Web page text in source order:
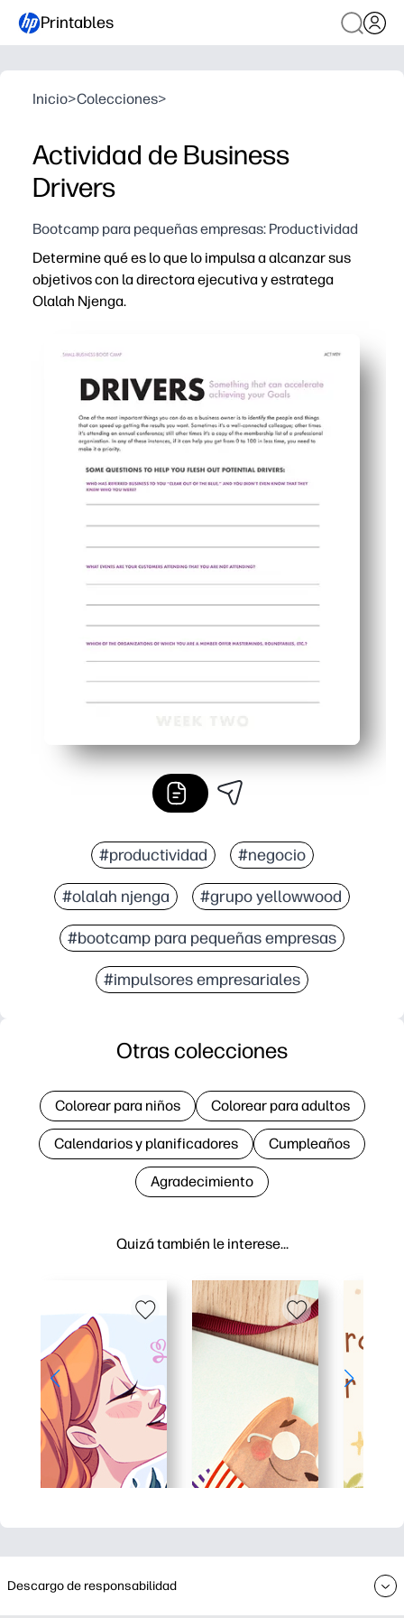
Printables
Inicio>Colecciones>
Actividad de Business
Drivers
Bootcamp para pequeñas empresas: Productividad
Determine qué es lo que lo impulsa a alcanzar sus
objetivos con la directora ejecutiva y estratega
Olalah Njenga.
#productividad #negocio
#olalah njenga #grupo yellowwood
#bootcamp para pequeñas empresas
#impulsores empresariales
Quizá también le interese…
Otras colecciones
Colorear para niños Colorear para adultos
Calendarios y planificadores Cumpleaños
Agradecimiento
Descargo de responsabilidad